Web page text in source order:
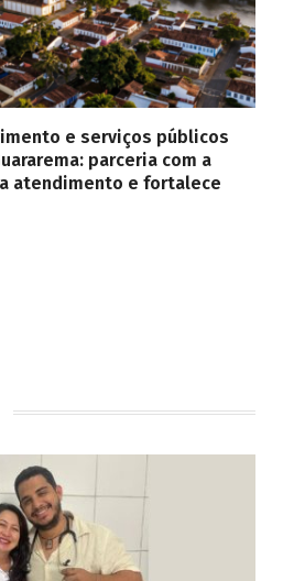
e serviços públicos
parceria com a
atendimento e fortalece